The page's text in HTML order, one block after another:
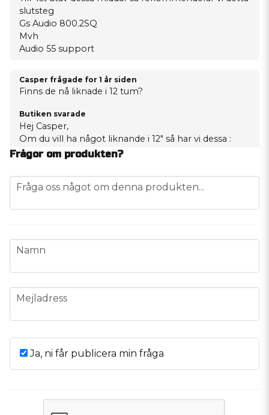
slutsteg
Gs Audio 800.2SQ
Mvh
Audio 55 support
Casper frågade for 1 år siden
Finns de nå liknade i 12 tum?
Butiken svarade
Hej Casper,
Om du vill ha något liknande i 12" så har vi dessa :
https://audio55.se/sv/products/master-audio-pa124
har vi även dessa :
https://audio55.se/sv/products/b2-audio-pair-of-rage-
Audio 55 support
Frågor om produkten?
question
Fråga oss något om denna produkten...
name
Namn
email
Mejladress
Ja, ni får publicera min fråga